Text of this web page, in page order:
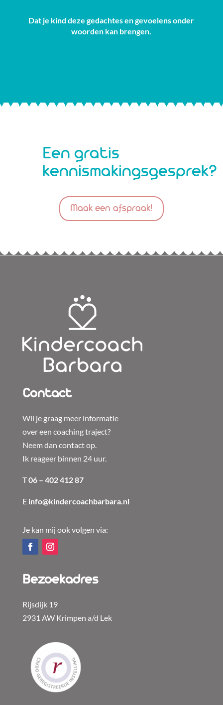
Dat je kind deze gedachtes en gevoelens onder
woorden kan brengen.
Een gratis
kennismakingsgesprek?
Maak een afspraak!
Contact
Wil je graag meer informatie
over een coaching traject?
Neem dan contact op.
Ik reageer binnen 24 uur.
T06 – 402 412 87
E info@kindercoachbarbara.nl
Je kan mij ook volgen via:
Bezoekadres
Rijsdijk 19
2931 AW Krimpen a/d Lek